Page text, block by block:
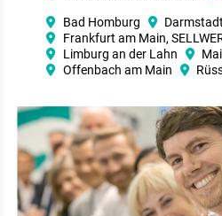
Bad Homburg
Darmstadt
Frankfurt am Main,
Limburg an der Lahn
Offenbach am Main